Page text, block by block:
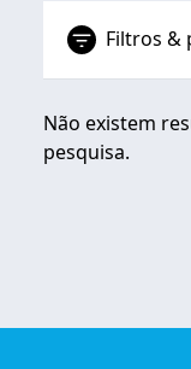
Filtros &
Não existem
pesquisa.